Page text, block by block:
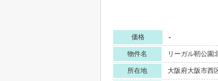
価格 -
物件名 リーガル靭公園
所在地 大阪府大阪市西